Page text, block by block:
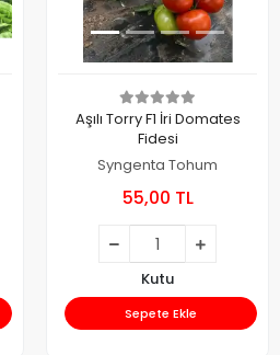
Aşılı Torry F1 İri Domates
Fidesi
Syngenta Tohum
55,00 TL
Kutu
Sepete Ekle